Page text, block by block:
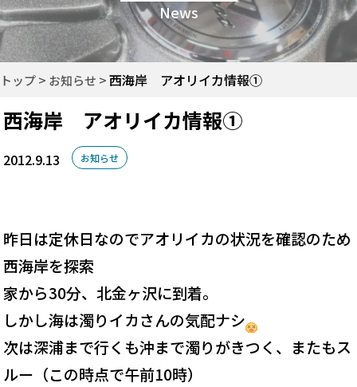
News
トップ お知らせ 西海岸 アオリイカ情報①
西海岸 アオリイカ情報①
2012.9.13 お知らせ
昨日は定休日なのでアオリイカの状況を確認のため
西海岸を探索
家から30分、北金ヶ沢に到着。
しかし海は濁りイカさんの気配ナシ
次は深浦まで行くも沖まで濁りがきつく、またもス
ルー（この時点で午前10時）